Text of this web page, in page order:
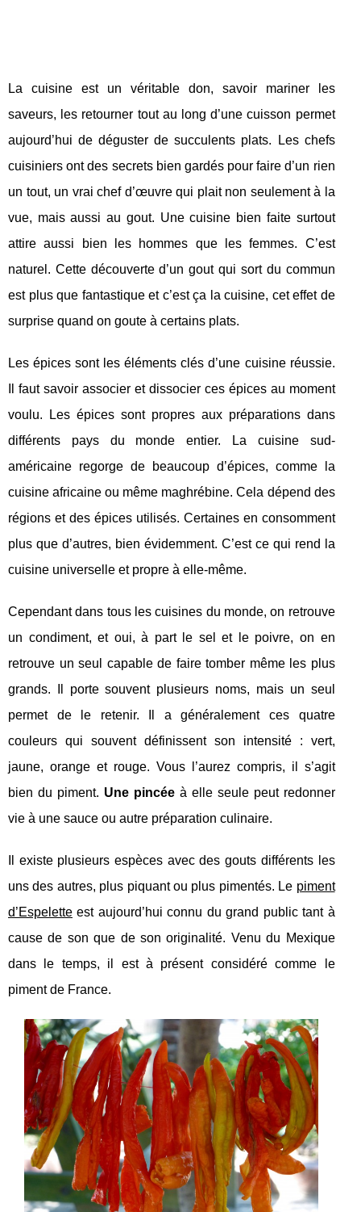
La cuisine est un véritable don, savoir mariner les
saveurs, les retourner tout au long d’une cuisson permet
aujourd’hui de déguster de succulents plats. Les chefs
cuisiniers ont des secrets bien gardés pour faire d’un rien
un tout, un vrai chef d’œuvre qui plait non seulement à la
vue, mais aussi au gout. Une cuisine bien faite surtout
attire aussi bien les hommes que les femmes. C’est
naturel. Cette découverte d’un gout qui sort du commun
est plus que fantastique et c’est ça la cuisine, cet effet de
surprise quand on goute à certains plats.
Les épices sont les éléments clés d’une cuisine réussie.
Il faut savoir associer et dissocier ces épices au moment
voulu. Les épices sont propres aux préparations dans
différents pays du monde entier. La cuisine sud-
américaine regorge de beaucoup d’épices, comme la
cuisine africaine ou même maghrébine. Cela dépend des
régions et des épices utilisés. Certaines en consomment
plus que d’autres, bien évidemment. C’est ce qui rend la
cuisine universelle et propre à elle-même.
Cependant dans tous les cuisines du monde, on retrouve
un condiment, et oui, à part le sel et le poivre, on en
retrouve un seul capable de faire tomber même les plus
grands. Il porte souvent plusieurs noms, mais un seul
permet de le retenir. Il a généralement ces quatre
couleurs qui souvent définissent son intensité : vert,
jaune, orange et rouge. Vous l’aurez compris, il s’agit
bien du piment. Une pincéeà elle seule peut redonner
vie à une sauce ou autre préparation culinaire.
Il existe plusieurs espèces avec des gouts différents les
uns des autres, plus piquant ou plus pimentés. Le piment
d’Espelette est aujourd’hui connu du grand public tant à
cause de son que de son originalité. Venu du Mexique
dans le temps, il est à présent considéré comme le
piment de France.